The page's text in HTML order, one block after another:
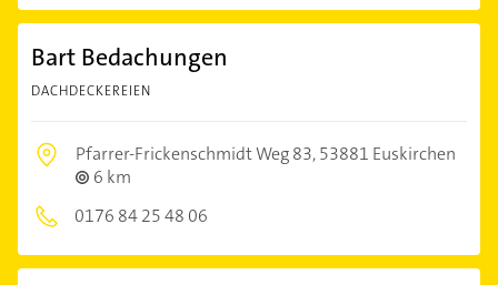
Bart Bedachungen
DACHDECKEREIEN
Pfarrer-Frickenschmidt Weg 83,53881 Euskirchen
6 km
0176 84 25 48 06